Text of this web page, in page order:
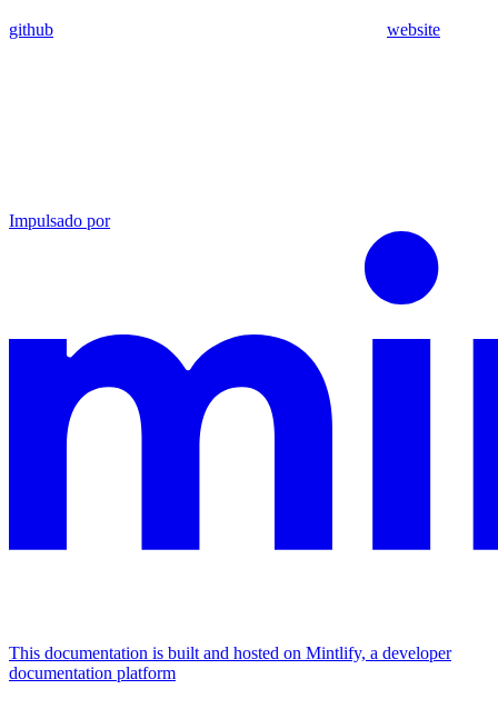
github website
Impulsado por
This documentation is built and hosted on Mintlify, a developer
documentation platform